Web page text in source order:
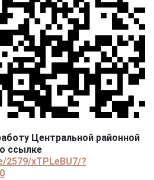
Центральной районной
ссылке
xTPLeBU7/?